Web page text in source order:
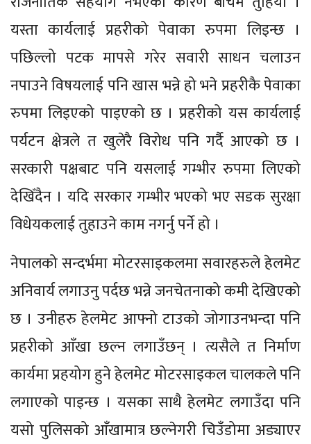
यस्ता कार्यलाई प्रहरीको पेवाका रुपमा लिइन्छ ।
पछिल्लो पटक मापसे गरेर सवारी साधन चलाउन
नपाउने विषयलाई पनि खास भन्ने हो भने प्रहरीकै पेवाका
रुपमा लिइएको पाइएको छ । प्रहरीको यस कार्यलाई
पर्यटन क्षेत्रले त खुलेरै विरोध पनि गर्दै आएको छ ।
सरकारी पक्षबाट पनि यसलाई गम्भीर रुपमा लिएको
देखिँदैन । यदि सरकार गम्भीर भएको भए सडक सुरक्षा
विधेयकलाई तुहाउने काम नगर्नु पर्ने हो ।
नेपालको सन्दर्भमा मोटरसाइकलमा सवारहरुले हेलमेट
अनिवार्य लगाउनु पर्दछ भन्ने जनचेतनाको कमी देखिएको
छ । उनीहरु हेलमेट आफ्नो टाउको जोगाउनभन्दा पनि
प्रहरीको आँखा छल्न लगाउँछन् । त्यसैले त निर्माण
कार्यमा प्रहयोग हुने हेलमेट मोटरसाइकल चालकले पनि
लगाएको पाइन्छ । यसका साथै हेलमेट लगाउँदा पनि
यसो पुलिसको आँखामात्र छल्नेगरी चिउँडोमा अड्याएर